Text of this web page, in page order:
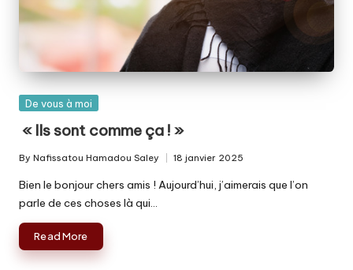
Posted
De vous à moi
« Ils sont comme ça ! »
Posted
by
By Nafissatou Hamadou Saley 18 janvier 2025
Bien le bonjour chers amis ! Aujourd’hui, j’aimerais que l’on
parle de ces choses là qui…
Read More